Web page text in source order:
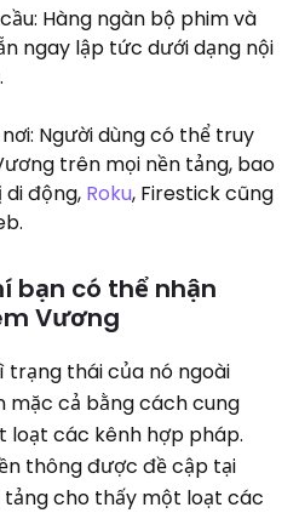
Hàng ngàn bộ phim và
ngay lập tức dưới dạng nội
Người dùng có thể truy
trên mọi nền tảng, bao
di động, Roku, Firestick cũng
bạn có thể nhận
Vương
trạng thái của nó ngoài
cả bằng cách cung
loạt các kênh hợp pháp.
thông được đề cập tại
tảng cho thấy một loạt các